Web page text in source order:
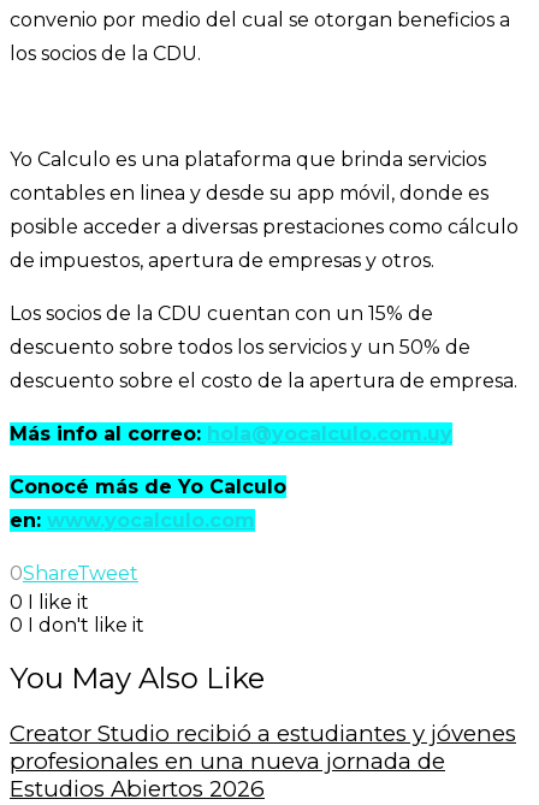
convenio por medio del cual se otorgan beneficios a
los socios de la CDU.
Yo Calculo es una plataforma que brinda servicios
contables en linea y desde su app móvil, donde es
posible acceder a diversas prestaciones como cálculo
de impuestos, apertura de empresas y otros.
Los socios de la CDU cuentan con un 15% de
descuento sobre todos los servicios y un 50% de
descuento sobre el costo de la apertura de empresa.
Más info al correo: hola@yocalculo.com.uy
Conocé más de Yo Calculo
en: www.yocalculo.com
0ShareTweet
0
I like it
0
I don't like it
You May Also Like
Creator Studio recibió a estudiantes y jóvenes
profesionales en una nueva jornada de
Estudios Abiertos 2026